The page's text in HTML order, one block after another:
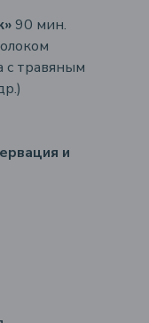
90 мин.
с травяным
и